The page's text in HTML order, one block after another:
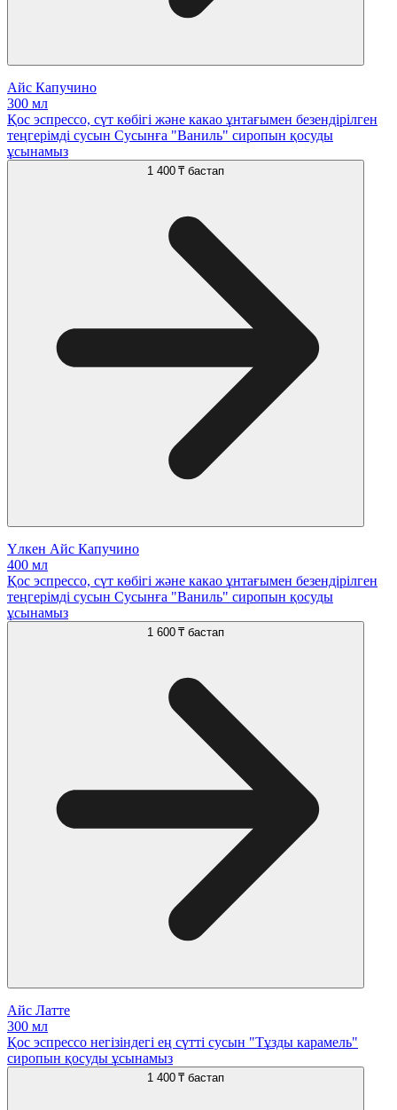
Айс Капучино
300 мл
Қос эспрессо, сүт көбігі және какао ұнтағымен безендірілген
теңгерімді сусын Сусынға "Ваниль" сиропын қосуды
ұсынамыз
1 400 ₸ бастап
Үлкен Айс Капучино
400 мл
Қос эспрессо, сүт көбігі және какао ұнтағымен безендірілген
теңгерімді сусын Сусынға "Ваниль" сиропын қосуды
ұсынамыз
1 600 ₸ бастап
Айс Латте
300 мл
Қос эспрессо негізіндегі ең сүтті сусын "Тұзды карамель"
сиропын қосуды ұсынамыз
1 400 ₸ бастап